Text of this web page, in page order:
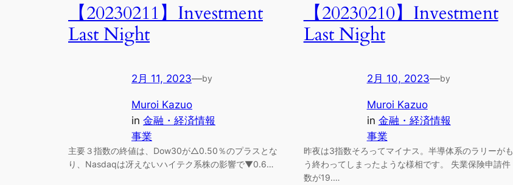
【20230211】Investment
Last Night
2月 11, 2023—by
Muroi Kazuo
in 金融・経済情報
事業
主要３指数の終値は、Dow30が△0.50％のプラスとな
り、Nasdaqは冴えないハイテク系株の影響で▼0.6…
【20230210】Investment
Last Night
2月 10, 2023—by
Muroi Kazuo
in 金融・経済情報
事業
昨夜は3指数そろってマイナス。半導体系のラリーがも
う終わってしまったような様相です。 失業保険申請件
数が19.…